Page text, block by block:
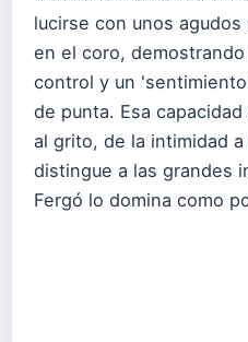
lucirse con unos
en el coro, demostrando
control y un
de punta. Esa
al grito, de la intimidad
distingue a las grandes
Fergó lo domina como